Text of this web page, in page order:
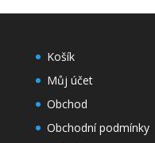
Košík
Můj účet
Obchod
Obchodní podmínky